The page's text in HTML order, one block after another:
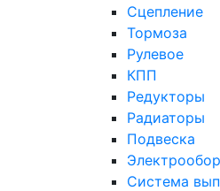
Сцепление
Тормоза
Рулевое
КПП
Редукторы
Радиаторы
Подвеска
Система